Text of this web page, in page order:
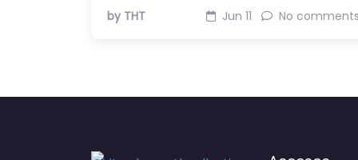
by THT Jun 11 No